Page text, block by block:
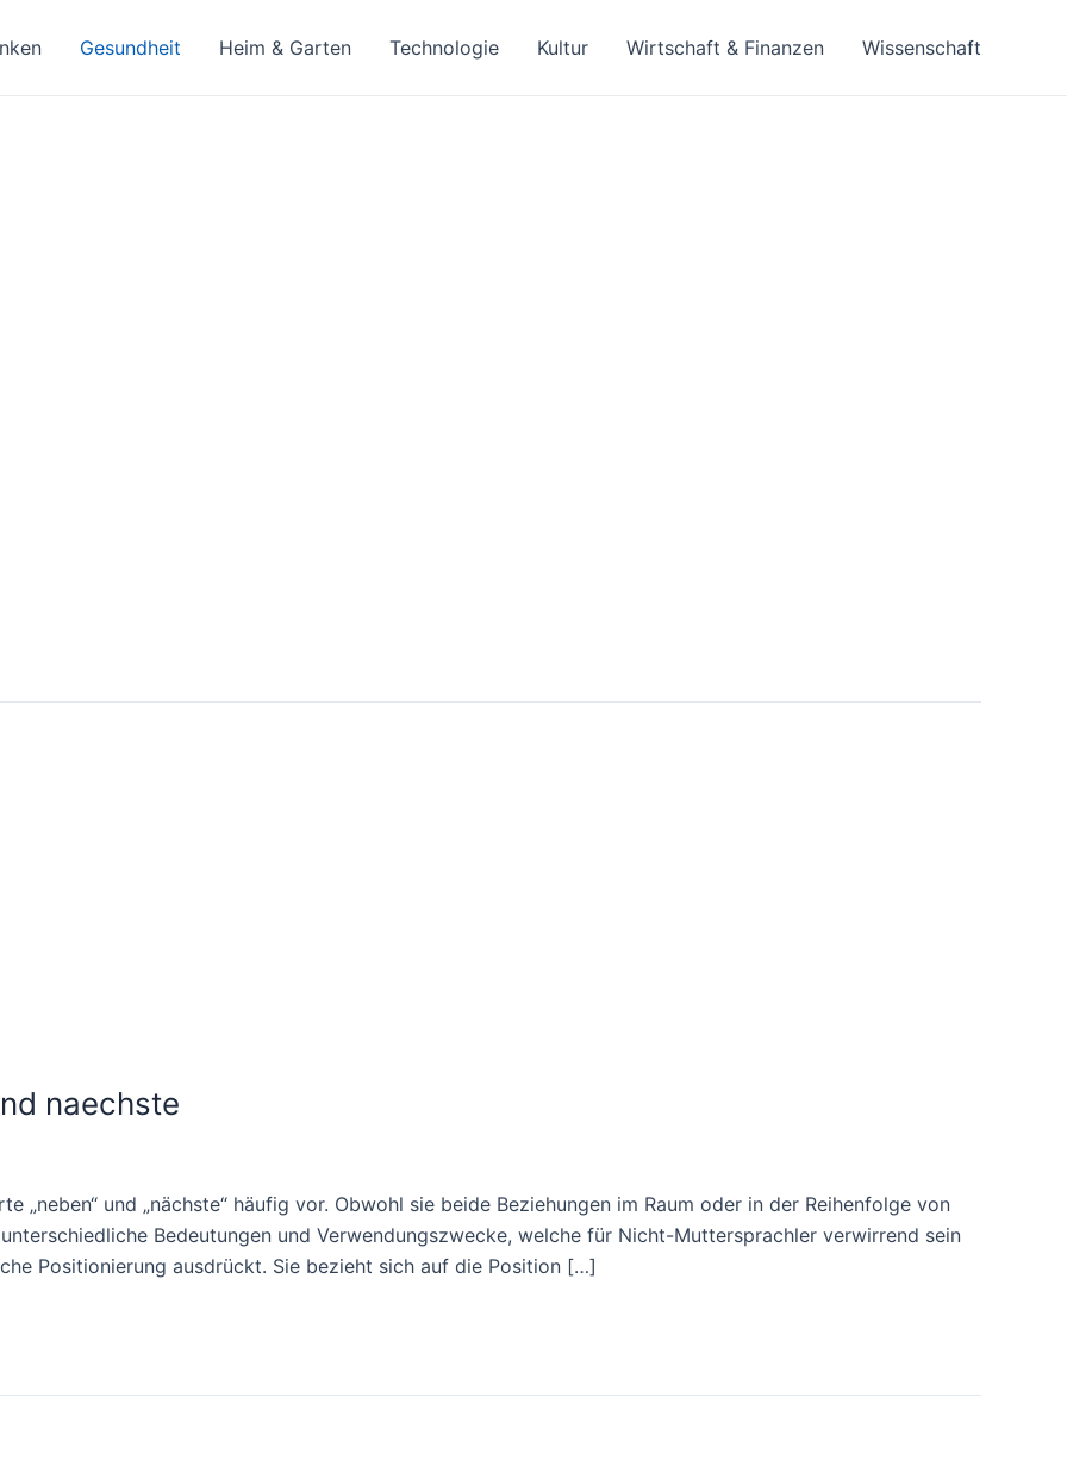
Gesundheit Heim & Garten Technologie Kultur Wirtschaft & Finanzen Wissenschaft
naechste
„neben“ und „nächste“ häufig vor. Obwohl sie beide Beziehungen im Raum oder in der Reihenfolge von
Bedeutungen und Verwendungszwecke, welche für Nicht-Muttersprachler verwirrend sein
Positionierung ausdrückt. Sie bezieht sich auf die Position […]